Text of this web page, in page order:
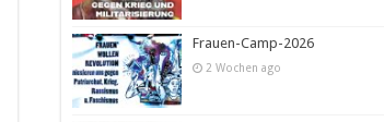
Frauen-Camp-2026
2 Wochen ago